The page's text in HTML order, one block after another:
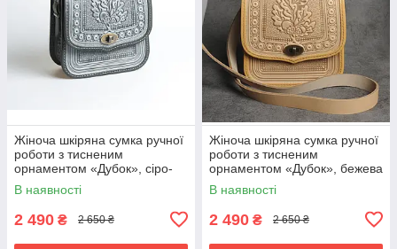
Жіноча шкіряна сумка ручної
роботи з тисненим
орнаментом «Дубок», сіро-
оливкова сумка з натуральної
шкіри, 20*21*8 см
В наявності
2 490 ₴ 2 650 ₴
Жіноча шкіряна сумка ручної
роботи з тисненим
орнаментом «Дубок», бежева
сумка з натуральної шкіри,
20*21*8 см
В наявності
2 490 ₴ 2 650 ₴